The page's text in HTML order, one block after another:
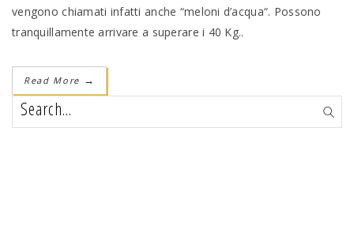
vengono chiamati infatti anche “meloni d’acqua“. Possono
tranquillamente arrivare a superare i 40 Kg..
Read More →